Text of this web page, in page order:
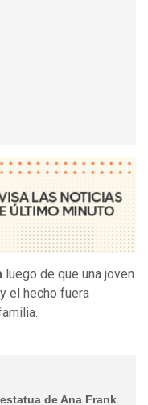
luego de que una joven
y el hecho fuera
de Ana Frank